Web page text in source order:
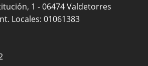
1 - 06474 Valdetorres
Locales: 01061383